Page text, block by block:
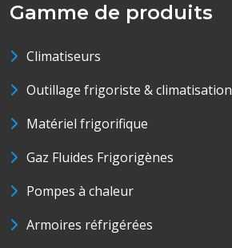
Gamme de produits
Climatiseurs
Outillage frigoriste & climatisation
Matériel frigorifique
Gaz Fluides Frigorigènes
Pompes à chaleur
Armoires réfrigérées